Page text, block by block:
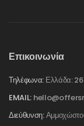
Επικοινωνία
Τηλέφωνα: Ελλάδα:
EMAIL:
Διεύθυνση: